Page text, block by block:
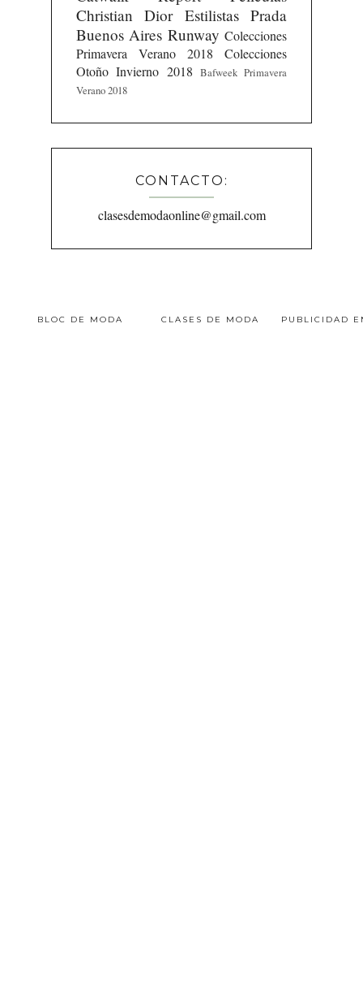
Christian Dior Estilistas Prada
Buenos Aires Runway Colecciones
Primavera Verano 2018
Colecciones
Otoño Invierno 2018 Bafweek Primavera
Verano 2018
CONTACTO:
clasesdemodaonline@gmail.com
BLOC DE MODA CLASES DE MODA PUBLICIDAD